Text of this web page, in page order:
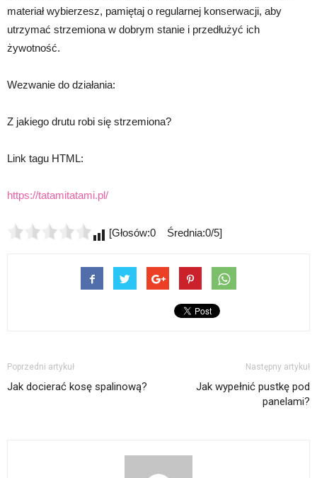
materiał wybierzesz, pamiętaj o regularnej konserwacji, aby
utrzymać strzemiona w dobrym stanie i przedłużyć ich
żywotność.
Wezwanie do działania:
Z jakiego drutu robi się strzemiona?
Link tagu HTML:
https://tatamitatami.pl/
[Głosów:0 Średnia:0/5]
Poprzedni artykuł
Jak docierać kosę spalinową?
Następny artykuł
Jak wypełnić pustkę pod
panelami?